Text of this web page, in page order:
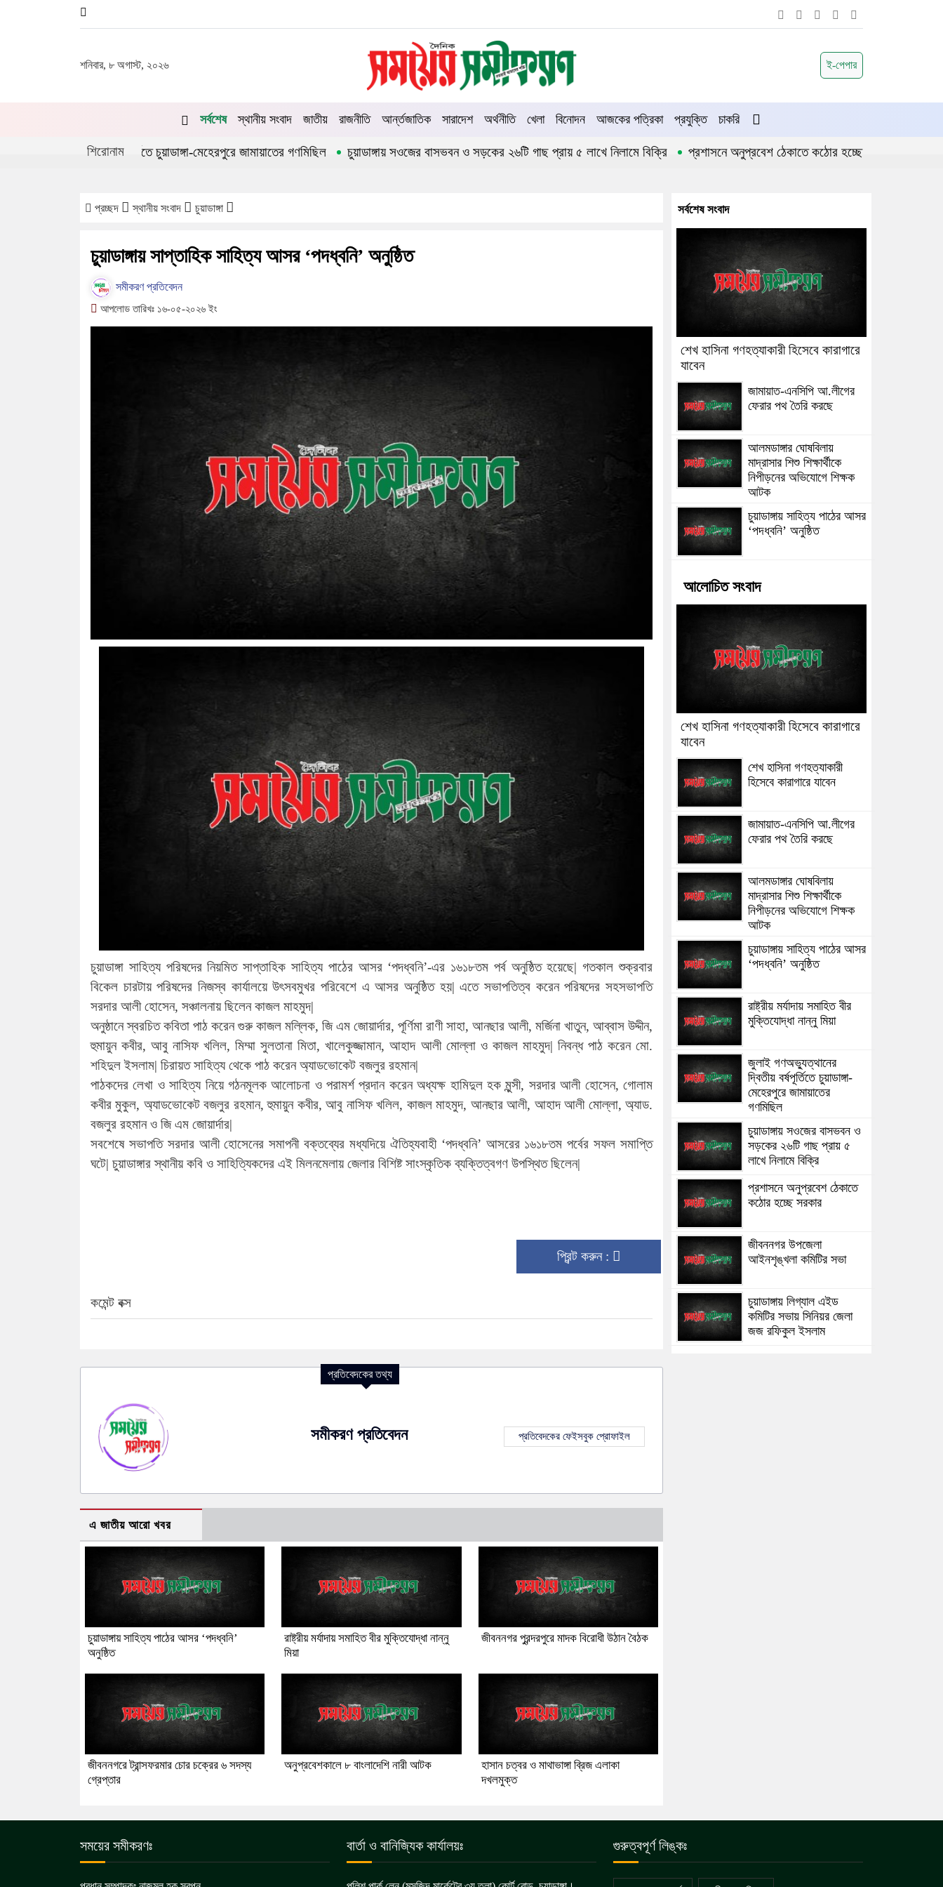
শনিবার, ৮ অগাস্ট, ২০২৬ ই-পেপার
সর্বশেষ স্থানীয় সংবাদ জাতীয় রাজনীতি আর্ন্তজাতিক সারাদেশ অর্থনীতি খেলা বিনোদন আজকের পত্রিকা প্রযুক্তি চাকরি
শিরোনাম
দ্বিতীয় বর্ষপূর্তিতে চুয়াডাঙ্গা-মেহেরপুরে জামায়াতের গণমিছিল চুয়াডাঙ্গায় সওজের বাসভবন ও সড়কের ২৬টি গাছ প্রায় ৫ লাখে নিলামে বিক্রি প্রশাসনে অনুপ্রবেশ ঠেকাতে কঠোর হচ্ছে সরকার
প্রচ্ছদ স্থানীয় সংবাদ চুয়াডাঙ্গা
চুয়াডাঙ্গায় সাপ্তাহিক সাহিত্য আসর ‘পদধ্বনি’ অনুষ্ঠিত
সমীকরণ প্রতিবেদন
আপলোড তারিখঃ ১৬-০৫-২০২৬ ইং
চুয়াডাঙ্গা সাহিত্য পরিষদের নিয়মিত সাপ্তাহিক সাহিত্য পাঠের আসর ‘পদধ্বনি’-এর ১৬১৮তম পর্ব অনুষ্ঠিত হয়েছে| গতকাল শুক্রবার
বিকেল চারটায় পরিষদের নিজস্ব কার্যালয়ে উৎসবমুখর পরিবেশে এ আসর অনুষ্ঠিত হয়| এতে সভাপতিত্ব করেন পরিষদের সহসভাপতি
সরদার আলী হোসেন, সঞ্চালনায় ছিলেন কাজল মাহমুদ|
অনুষ্ঠানে স্বরচিত কবিতা পাঠ করেন গুরু কাজল মল্লিক, জি এম জোয়ার্দার, পূর্ণিমা রাণী সাহা, আনছার আলী, মর্জিনা খাতুন, আব্বাস উদ্দীন,
হুমায়ুন কবীর, আবু নাসিফ খলিল, মিম্মা সুলতানা মিতা, খালেকুজ্জামান, আহাদ আলী মোল্লা ও কাজল মাহমুদ| নিবন্ধ পাঠ করেন মো.
শহিদুল ইসলাম| চিরায়ত সাহিত্য থেকে পাঠ করেন অ্যাডভোকেট বজলুর রহমান|
পাঠকদের লেখা ও সাহিত্য নিয়ে গঠনমূলক আলোচনা ও পরামর্শ প্রদান করেন অধ্যক্ষ হামিদুল হক মুন্সী, সরদার আলী হোসেন, গোলাম
কবীর মুকুল, অ্যাডভোকেট বজলুর রহমান, হুমায়ুন কবীর, আবু নাসিফ খলিল, কাজল মাহমুদ, আনছার আলী, আহাদ আলী মোল্লা, অ্যাড.
বজলুর রহমান ও জি এম জোয়ার্দার|
সবশেষে সভাপতি সরদার আলী হোসেনের সমাপনী বক্তব্যের মধ্যদিয়ে ঐতিহ্যবাহী ‘পদধ্বনি’ আসরের ১৬১৮তম পর্বের সফল সমাপ্তি
ঘটে| চুয়াডাঙ্গার স্থানীয় কবি ও সাহিত্যিকদের এই মিলনমেলায় জেলার বিশিষ্ট সাংস্কৃতিক ব্যক্তিত্বগণ উপস্থিত ছিলেন|
প্রিন্ট করুন :
কমেন্ট বক্স
প্রতিবেদকের তথ্য
সমীকরণ প্রতিবেদন প্রতিবেদকের ফেইসবুক প্রোফাইল
এ জাতীয় আরো খবর
চুয়াডাঙ্গায় সাহিত্য পাঠের আসর ‘পদধ্বনি’
অনুষ্ঠিত
রাষ্ট্রীয় মর্যাদায় সমাহিত বীর মুক্তিযোদ্ধা নান্নু
মিয়া
জীবননগর পুরন্দরপুরে মাদক বিরোধী উঠান বৈঠক
জীবননগরে ট্রান্সফরমার চোর চক্রের ৬ সদস্য
গ্রেপ্তার
অনুপ্রবেশকালে ৮ বাংলাদেশি নারী আটক
হাসান চত্বর ও মাথাভাঙ্গা ব্রিজ এলাকা
দখলমুক্ত
সর্বশেষ সংবাদ
শেখ হাসিনা গণহত্যাকারী হিসেবে কারাগারে
যাবেন
জামায়াত-এনসিপি আ.লীগের
ফেরার পথ তৈরি করছে
আলমডাঙ্গার ঘোষবিলায়
মাদ্রাসার শিশু শিক্ষার্থীকে
নিপীড়নের অভিযোগে শিক্ষক
আটক
চুয়াডাঙ্গায় সাহিত্য পাঠের আসর
‘পদধ্বনি’ অনুষ্ঠিত
আলোচিত সংবাদ
শেখ হাসিনা গণহত্যাকারী হিসেবে কারাগারে
যাবেন
শেখ হাসিনা গণহত্যাকারী
হিসেবে কারাগারে যাবেন
জামায়াত-এনসিপি আ.লীগের
ফেরার পথ তৈরি করছে
আলমডাঙ্গার ঘোষবিলায়
মাদ্রাসার শিশু শিক্ষার্থীকে
নিপীড়নের অভিযোগে শিক্ষক
আটক
চুয়াডাঙ্গায় সাহিত্য পাঠের আসর
‘পদধ্বনি’ অনুষ্ঠিত
রাষ্ট্রীয় মর্যাদায় সমাহিত বীর
মুক্তিযোদ্ধা নান্নু মিয়া
জুলাই গণঅভ্যুত্থানের
দ্বিতীয় বর্ষপূর্তিতে চুয়াডাঙ্গা-
মেহেরপুরে জামায়াতের
গণমিছিল
চুয়াডাঙ্গায় সওজের বাসভবন ও
সড়কের ২৬টি গাছ প্রায় ৫
লাখে নিলামে বিক্রি
প্রশাসনে অনুপ্রবেশ ঠেকাতে
কঠোর হচ্ছে সরকার
জীবননগর উপজেলা
আইনশৃঙ্খলা কমিটির সভা
চুয়াডাঙ্গায় লিগ্যাল এইড
কমিটির সভায় সিনিয়র জেলা
জজ রফিকুল ইসলাম
সময়ের সমীকরণঃ বার্তা ও বানিজ্যিক কার্যালয়ঃ গুরুত্বপূর্ণ লিঙ্কঃ